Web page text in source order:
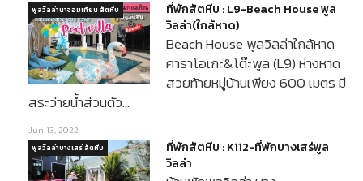
ที่พักสัตหีบ : L9-Beach House พูล
วิลล่า(ใกล้หาด)
Beach House พูลวิลล่าใกล้หาด
คาราโอเกะ&โต๊ะพูล (L9) ห่างหาด
สวยท้ายหมู่บ้านเพียง 600 เมตร มี
สระว่ายน้ำส่วนตัว…
พูลวิลล่านาจอมเทียน สัตหีบ
Jun 13, 2022
ที่พักสัตหีบ : K112-ที่พักบางเสร่พูล
วิลล่า
พูลวิลล่าบางเสร่ สัตหีบ